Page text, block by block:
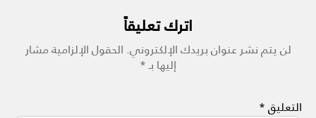
اترك تعليقاً
لن يتم نشر عنوان بريدك الإلكتروني.الحقول الإلزامية مشار
إليها بـ*
التعليق*